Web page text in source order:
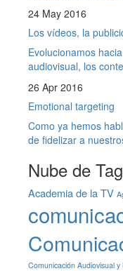
24 May 2016
Los vídeos, la
Evolucionamos
audiovisual, los
26 Apr 2016
Emotional targeting
Como ya hemos
de fidelizar a
Nube de
Academia de la TV
Comunicación Audiovisual